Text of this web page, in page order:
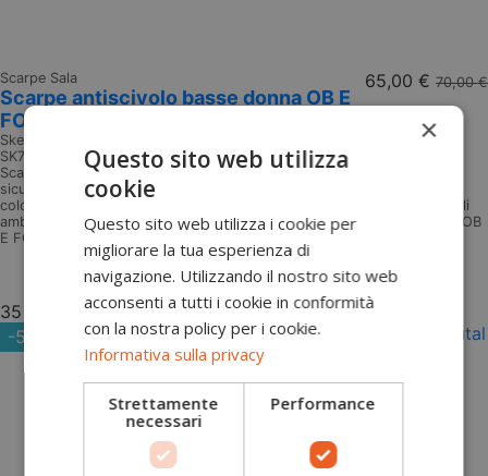
Scarpe Sala
Scarpe antiscivolo basse donna OB E
FO SR Squad Skechers
Skechers
SK77222EC
65,00 € 70,00 €
Scarpe antiscivolo donna basse funzionali Skechers Calzature di
sicurezza antiscivolo OB E FO SRC casual, sportive, in diverse
colorazioni. Linea Skechers Work: Calzature testate e approvate per gli
ambienti horeca, offrono protezione e comfort Classe di protezione: OB
E FO SRC Normativa: EN ISO 20347:2012
Aggiungi al carrello
35
38 39 40 41
-5,00 €
×
Questo sito web utilizza
cookie
Questo sito web utilizza i cookie per
migliorare la tua esperienza di
navigazione. Utilizzando il nostro sito web
acconsenti a tutti i cookie in conformità
con la nostra policy per i cookie.
Informativa sulla privacy
Strettamente
necessari
Performance